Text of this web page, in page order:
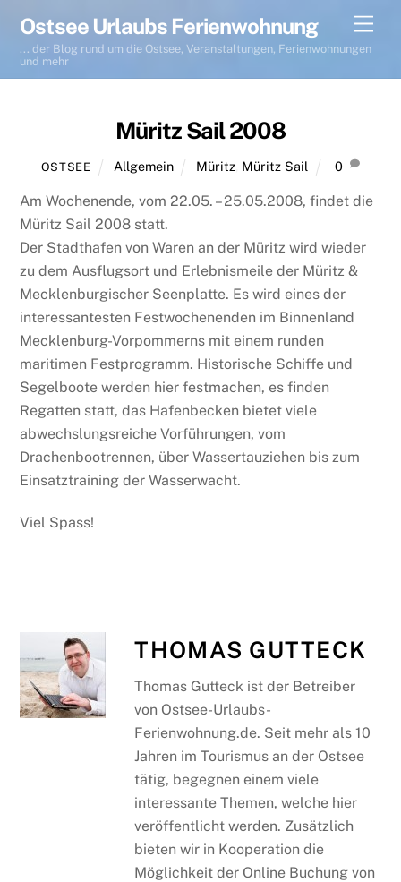
content
Ostsee Urlaubs Ferienwohnung
... der Blog rund um die Ostsee, Veranstaltungen, Ferienwohnungen
und mehr
Müritz Sail 2008
OSTSEE Allgemein Müritz Müritz Sail 0
Am Wochenende, vom 22.05. – 25.05.2008, findet die
Müritz Sail 2008 statt.
Der Stadthafen von Waren an der Müritz wird wieder
zu dem Ausflugsort und Erlebnismeile der Müritz &
Mecklenburgischer Seenplatte. Es wird eines der
interessantesten Festwochenenden im Binnenland
Mecklenburg-Vorpommerns mit einem runden
maritimen Festprogramm. Historische Schiffe und
Segelboote werden hier festmachen, es finden
Regatten statt, das Hafenbecken bietet viele
abwechslungsreiche Vorführungen, vom
Drachenbootrennen, über Wassertauziehen bis zum
Einsatztraining der Wasserwacht.
Viel Spass!
THOMAS GUTTECK
Thomas Gutteck ist der Betreiber
von Ostsee-Urlaubs-
Ferienwohnung.de. Seit mehr als 10
Jahren im Tourismus an der Ostsee
tätig, begegnen einem viele
interessante Themen, welche hier
veröffentlicht werden. Zusätzlich
bieten wir in Kooperation die
Möglichkeit der Online Buchung von